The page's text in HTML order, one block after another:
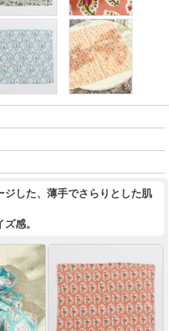
した、薄手でさらりとした肌
感。